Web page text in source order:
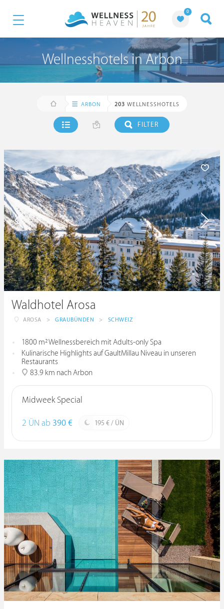
0
Wellnesshotels in Arbon
ARBON 203 WELLNESSHOTELS
FILTER
Waldhotel Arosa
AROSA > GRAUBÜNDEN > SCHWEIZ
1800 m² Wellnessbereich mit Adults-only Spa
Kulinarische Highlights auf GaultMillau Niveau in unseren
Restaurants
83.9 km nach Arbon
Midweek Special
2 ÜN ab 390 € 195 € / ÜN